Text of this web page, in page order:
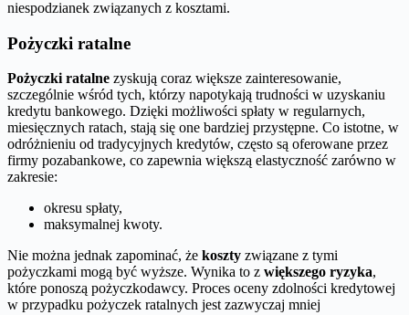
niespodzianek związanych z kosztami.
Pożyczki ratalne
Pożyczki ratalne zyskują coraz większe zainteresowanie,
szczególnie wśród tych, którzy napotykają trudności w uzyskaniu
kredytu bankowego. Dzięki możliwości spłaty w regularnych,
miesięcznych ratach, stają się one bardziej przystępne. Co istotne, w
odróżnieniu od tradycyjnych kredytów, często są oferowane przez
firmy pozabankowe, co zapewnia większą elastyczność zarówno w
zakresie:
okresu spłaty,
maksymalnej kwoty.
Nie można jednak zapominać, że koszty związane z tymi
pożyczkami mogą być wyższe. Wynika to z większego ryzyka,
które ponoszą pożyczkodawcy. Proces oceny zdolności kredytowej
w przypadku pożyczek ratalnych jest zazwyczaj mniej